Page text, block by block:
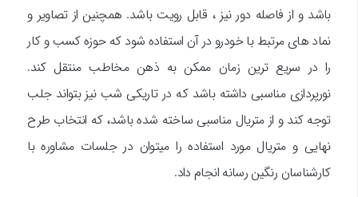
باشد و از فاصله دور نیز ، قابل رویت باشد. همچنین از تصاویر و
نماد های مرتبط با خودرو در آن استفاده شود که حوزه کسب و کار
را در سریع ترین زمان ممکن به ذهن مخاطب منتقل کند.
نورپردازی مناسبی داشته باشد که در تاریکی شب نیز بتواند جلب
توجه کند و از متریال مناسبی ساخته شده باشد، که انتخاب طرح
نهایی و متریال مورد استفاده را میتوان در جلسات مشاوره با
کارشناسان رنگین رسانه انجام داد.